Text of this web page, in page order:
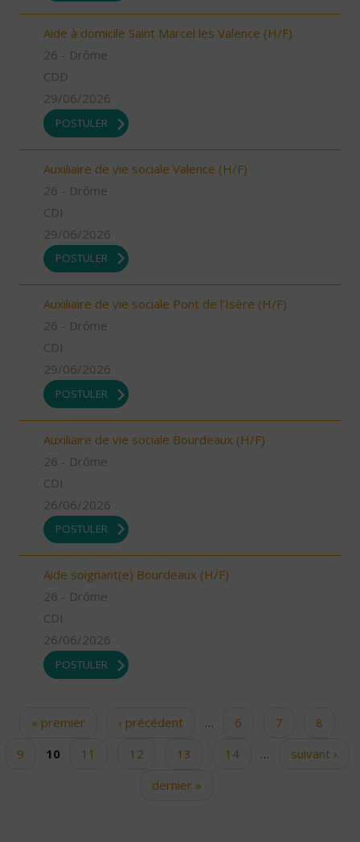
Aide à domicile Saint Marcel les Valence (H/F)
26 - Drôme
CDD
29/06/2026
POSTULER
Auxiliaire de vie sociale Valence (H/F)
26 - Drôme
CDI
29/06/2026
POSTULER
Auxiliaire de vie sociale Pont de l'Isère (H/F)
26 - Drôme
CDI
29/06/2026
POSTULER
Auxiliaire de vie sociale Bourdeaux (H/F)
26 - Drôme
CDI
26/06/2026
POSTULER
Aide soignant(e) Bourdeaux (H/F)
26 - Drôme
CDI
26/06/2026
POSTULER
Pages« premier ‹ précédent … 6 7
8
9
10 11 12 13 14 …
suivant ›
dernier »